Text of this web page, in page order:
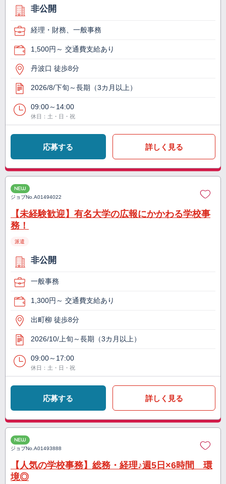
非公開
経理・財務、一般事務
1,500円～ 交通費支給あり
丹波口 徒歩8分
2026/8/下旬～長期（3カ月以上）
09:00～14:00
休日：土・日・祝
応募する 詳しく見る
NEW
ジョブNo.A01494022
【未経験歓迎】有名大学の広報にかかわる学校事
務！
派遣
非公開
一般事務
1,300円～ 交通費支給あり
出町柳 徒歩8分
2026/10/上旬～長期（3カ月以上）
09:00～17:00
休日：土・日・祝
応募する 詳しく見る
NEW
ジョブNo.A01493888
【人気の学校事務】総務・経理♪週5日×6時間 環
境◎